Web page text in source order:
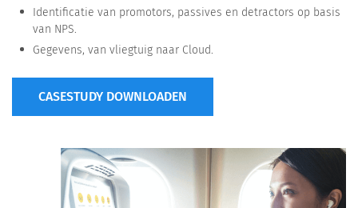
Identificatie van promotors, passives en detractors op basis
van NPS.
Gegevens, van vliegtuig naar Cloud.
CASESTUDY DOWNLOADEN